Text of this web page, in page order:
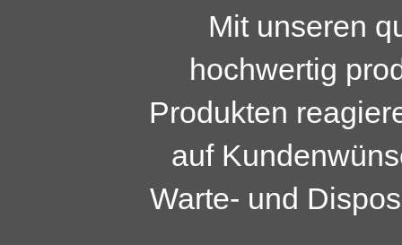
Mit unseren
hochwertig
Produkten
auf
Warte- und